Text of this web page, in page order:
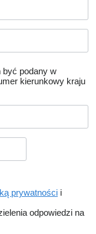
być podany w
kierunkowy kraju
prywatności i
odpowiedzi na